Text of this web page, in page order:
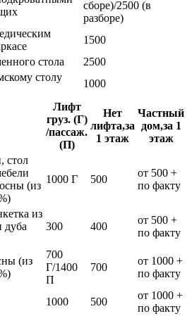
сборе)/2500 (в
разборе)
1500
стола
2500
столу
1000
Лифт
груз. (Г)
/пассаж.
(П)
Нет
лифта,за
1 этаж
Частный
дом,за 1
этаж
стол
(из
1000 Г 500
от 500 +
по факту
из
дуба
300 400
от 500 +
по факту
(из
700
Г/1400
П
700
от 1000 +
по факту
1000 500
от 1000 +
по факту